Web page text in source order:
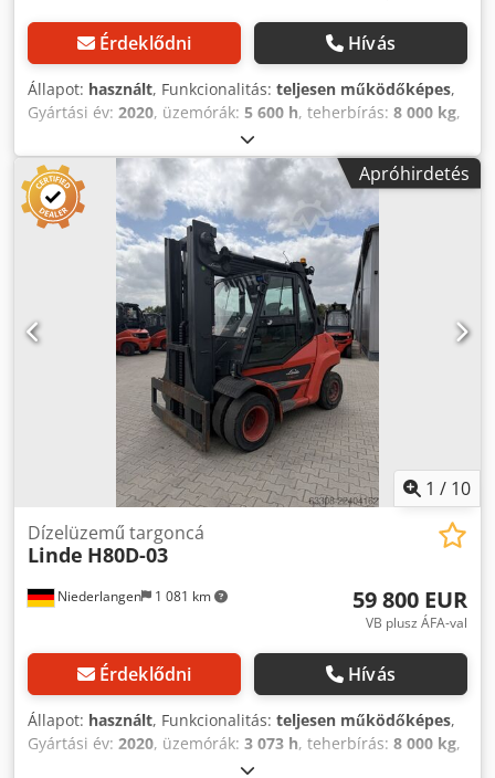
Érdeklődni Hívás
Állapot: használt, Funkcionalitás: teljesen működőképes,
Gyártási év: 2020, üzemórák: 5 600 h, teherbírás: 8 000 kg,
, oszlop típusa:
Diesel, dízelüzemű targoncák villásoszlop típusa: triplex
állapot: azonnal használatba vehető és teljesen
működőképes műszaki állapot: jó Cedpfezn Dciex Anuerf 3.
szelep, hátsó munkalámpa, elülső munkalámpa, fűtés,
STVZO (német közúti közlekedési törvény), zárt vezetőfülke
Apróhirdetés
1 / 10
Niederlangen 1 081 km
Dízelüzemű targoncá
Linde H80D-03
59 800 EUR
VB plusz ÁFA-val
Érdeklődni Hívás
Állapot: használt, Funkcionalitás: teljesen működőképes,
Gyártási év: 2020, üzemórák: 3 073 h, teherbírás: 8 000 kg,
4 850 mm, üzemanyagtípus: